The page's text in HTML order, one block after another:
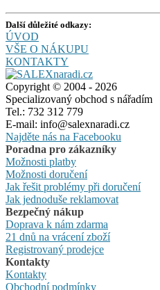
Další důležité odkazy:
ÚVOD
VŠE O NÁKUPU
KONTAKTY
Copyright © 2004 - 2026
Specializovaný obchod s nářadím
Tel.: 732 312 779
E-mail: info@salexnaradi.cz
Najděte nás na Facebooku
Poradna pro zákazníky
Možnosti platby
Možnosti doručení
Jak řešit problémy při doručení
Jak jednoduše reklamovat
Bezpečný nákup
Doprava k nám zdarma
21 dnů na vrácení zboží
Registrovaný prodejce
Kontakty
Kontakty
Obchodní podmínky